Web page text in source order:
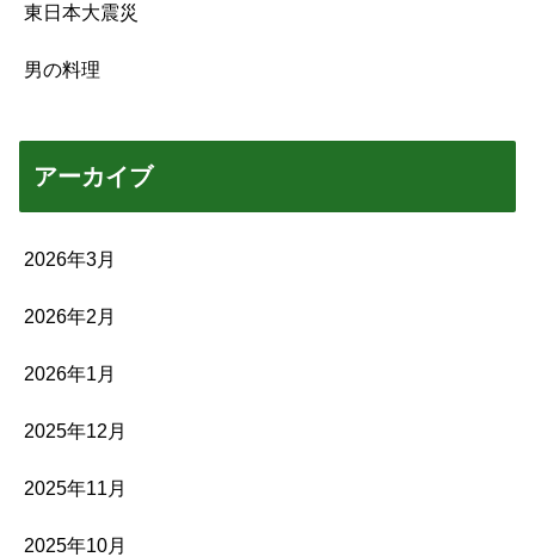
東日本大震災
男の料理
アーカイブ
2026年3月
2026年2月
2026年1月
2025年12月
2025年11月
2025年10月